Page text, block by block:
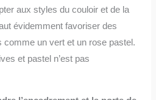
aux styles du couloir et de la
évidemment favoriser des
un vert et un rose pastel.
et pastel n’est pas